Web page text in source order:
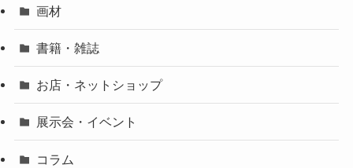
画材
書籍・雑誌
お店・ネットショップ
展示会・イベント
コラム